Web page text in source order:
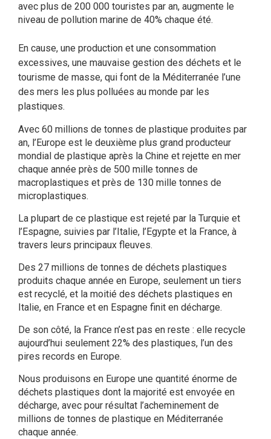
avec plus de 200 000 touristes par an, augmente le
niveau de pollution marine de 40% chaque été.
En cause, une production et une consommation
excessives, une mauvaise gestion des déchets et le
tourisme de masse, qui font de la Méditerranée l’une
des mers les plus polluées au monde par les
plastiques.
Avec 60 millions de tonnes de plastique produites par
an, l’Europe est le deuxième plus grand producteur
mondial de plastique après la Chine et rejette en mer
chaque année près de 500 mille tonnes de
macroplastiques et près de 130 mille tonnes de
microplastiques.
La plupart de ce plastique est rejeté par la Turquie et
l’Espagne, suivies par l’Italie, l’Egypte et la France, à
travers leurs principaux fleuves.
Des 27 millions de tonnes de déchets plastiques
produits chaque année en Europe, seulement un tiers
est recyclé, et la moitié des déchets plastiques en
Italie, en France et en Espagne finit en décharge.
De son côté, la France n’est pas en reste : elle recycle
aujourd’hui seulement 22% des plastiques, l’un des
pires records en Europe.
Nous produisons en Europe une quantité énorme de
déchets plastiques dont la majorité est envoyée en
décharge, avec pour résultat l’acheminement de
millions de tonnes de plastique en Méditerranée
chaque année.